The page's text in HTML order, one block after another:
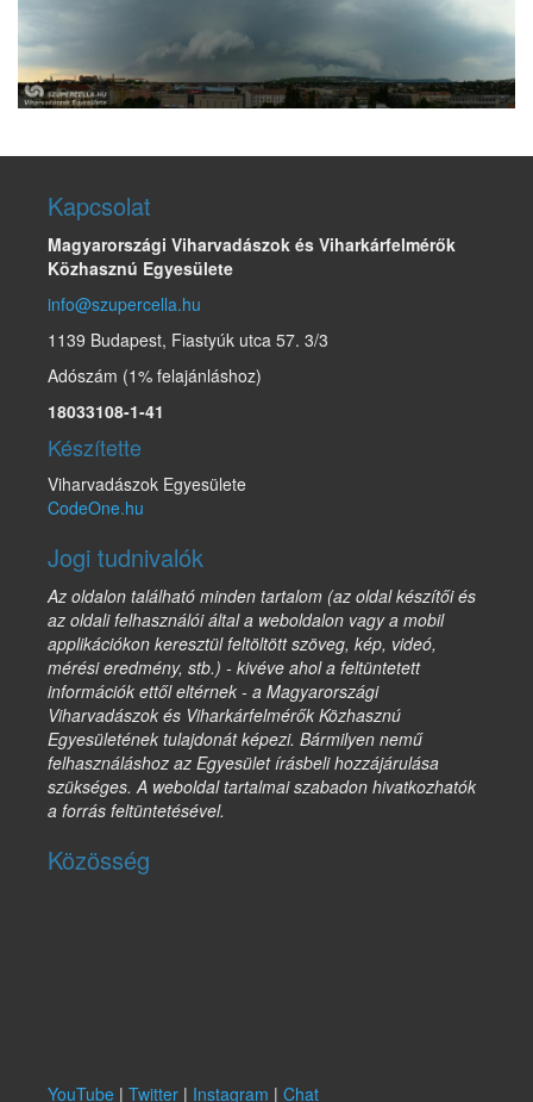
Kapcsolat
Magyarországi Viharvadászok és Viharkárfelmérők
Közhasznú Egyesülete
info@szupercella.hu
1139 Budapest, Fiastyúk utca 57. 3/3
Adószám (1% felajánláshoz)
18033108-1-41
Készítette
Viharvadászok Egyesülete
CodeOne.hu
Jogi tudnivalók
Az oldalon található minden tartalom (az oldal készítői és
az oldali felhasználói által a weboldalon vagy a mobil
applikációkon keresztül feltöltött szöveg, kép, videó,
mérési eredmény, stb.) - kivéve ahol a feltüntetett
információk ettől eltérnek - a Magyarországi
Viharvadászok és Viharkárfelmérők Közhasznú
Egyesületének tulajdonát képezi. Bármilyen nemű
felhasználáshoz az Egyesület írásbeli hozzájárulása
szükséges. A weboldal tartalmai szabadon hivatkozhatók
a forrás feltüntetésével.
Közösség
YouTube | Twitter | Instagram | Chat